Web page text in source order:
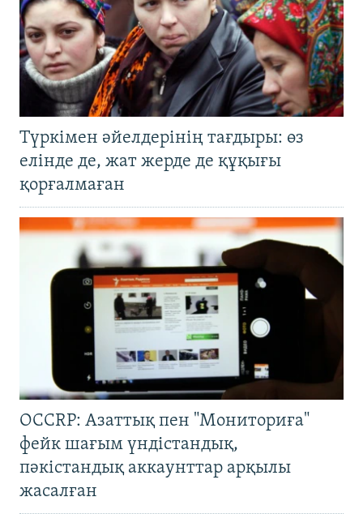
Түркімен әйелдерінің тағдыры: өз
елінде де, жат жерде де құқығы
қорғалмаған
OCCRP: Азаттық пен "Мониториға"
фейк шағым үндістандық,
пәкістандық аккаунттар арқылы
жасалған